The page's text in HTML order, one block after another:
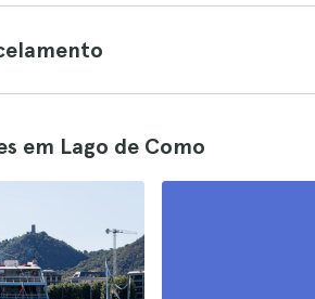
em Lago de Como